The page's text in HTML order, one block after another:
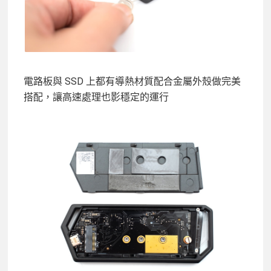
電路板與 SSD 上都有導熱材質配合金屬外殼做完美
搭配，讓高速處理也影穩定的運行